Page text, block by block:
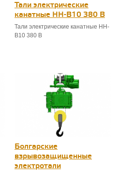
Тали электрические
канатные HH-B10 380 В
Тали электрические канатные HH-
B10 380 В
Болгарские
взрывозащищенные
электротали